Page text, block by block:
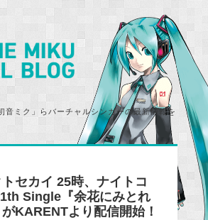
音ミク」らバーチャルシンガーの最新情報を
セカイ 25時、ナイトコ
Single『余花にみとれ
KARENTより配信開始！